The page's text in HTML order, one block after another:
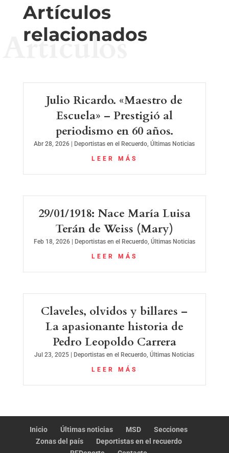
Artículos
relacionados
Artículos
Julio Ricardo. «Maestro de
Escuela» – Prestigió al
periodismo en 60 años.
Abr 28, 2026 | Deportistas en el Recuerdo ,Últimas Noticias
LEER MÁS
29/01/1918: Nace María Luisa
Terán de Weiss (Mary)
Feb 18, 2026| Deportistas en el Recuerdo, Últimas Noticias
LEER MÁS
Claveles, olvidos y billares –
La apasionante historia de
Pedro Leopoldo Carrera
Jul 23, 2025 Deportistas en el Recuerdo,Últimas Noticias
LEER MÁS
Inicio Últimas noticias MSD
Secciones
Zonas del país
Deportistas en el recuerdo